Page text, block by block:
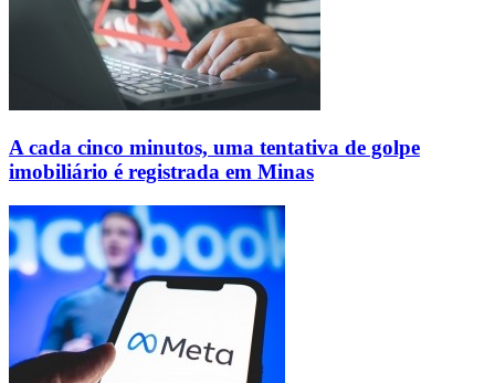
A cada cinco minutos, uma tentativa de golpe
imobiliário é registrada em Minas